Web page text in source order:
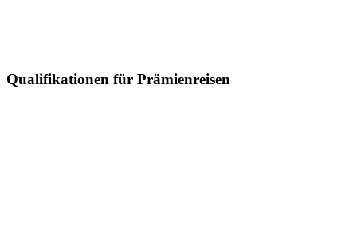
Qualifikationen für Prämienreisen